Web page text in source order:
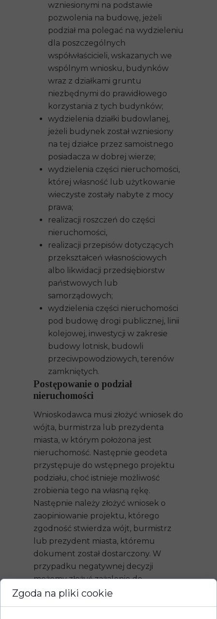
wzniesionymi na podstawie
pozwolenia na budowę, jeżeli
podział ma polegać na wydzieleniu
dla poszczególnych
współwłaścicieli, wskazanych we
wspólnym wniosku, budynków
wraz z działkami gruntu
niezbędnymi do prawidłowego
korzystania z tych budynków;
wydzielenia działki budowlanej,
jeżeli budynek został wzniesiony
na tej działce przez samoistnego
posiadacza w dobrej wierze;
wydzielenia części nieruchomości,
której własność lub użytkowanie
wieczyste zostały nabyte z mocy
prawa;
realizacji roszczeń do części
nieruchomości,
realizacji przepisów dotyczących
przekształceń własnościowych
albo likwidacji przedsiębiorstw
państwowych lub
samorządowych;
wydzielenia części nieruchomości
pod budowę drogi publicznej, linii
kolejowej, inwestycji w zakresie
budowy lotnisk, budowli
przeciwpowodziowych, terenów
zamkniętych.
Postępowanie o podział
nieruchomości
Wnioskodawca musi złożyć wniosek do
wójta, burmistrza lub prezydenta
miasta, w którym położona jest
nieruchomość. Następnie geodeta
przystępuje do wstępnego projektu
podziału, choć istnieje możliwość
zrobienia tego na własną rękę.
Następnie należy złożyć wniosek o
zaopiniowanie projektu, którego
zgodność stwierdza wójt, burmistrz
lub prezydent miasta, któremu
dokument został dostarczony. W
przypadku negatywnej decyzji
możemy złożyć zażalenie do
samorządowego kolegium
odwoławczego.
Zgoda na pliki cookie